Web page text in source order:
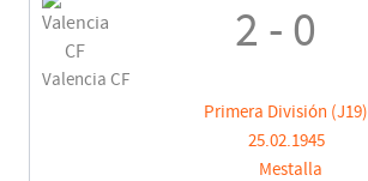
Valencia CF
2 - 0
Primera División (J19)
25.02.1945
Mestalla